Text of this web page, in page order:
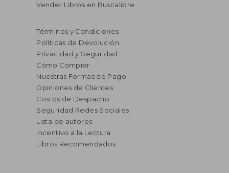
Vender Libros en Buscalibre
Términos y Condiciones
Políticas de Devolución
Privacidad y Seguridad
Cómo Comprar
Nuestras Formas de Pago
Opiniones de Clientes
Costos de Despacho
Seguridad Redes Sociales
Lista de autores
Incentivo a la Lectura
Libros Recomendados